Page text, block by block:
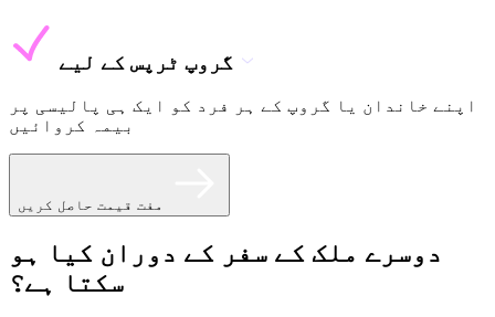
گروپ ٹرپس کے لیے
اپنے خاندان یا گروپ کے ہر فرد کو ایک ہی پالیسی پر
بیمہ کروائیں
مفت قیمت حاصل کریں
دوسرے ملک کے سفر کے دوران کیا ہو
سکتا ہے؟